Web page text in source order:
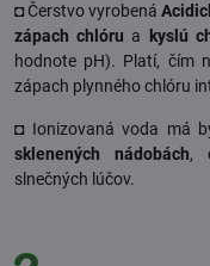
◘ Čerstvo vyrobená
zápach chlóru a kyslú
hodnote pH). Platí, čím
zápach plynného chlóru
◘ Ionizovaná voda má
sklenených nádobách,
slnečných lúčov.